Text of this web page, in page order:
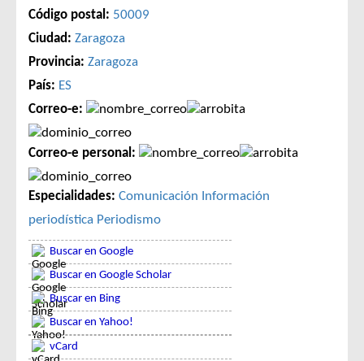
Código postal: 50009
Ciudad: Zaragoza
Provincia: Zaragoza
País: ES
Correo-e:
Correo-e personal:
Especialidades: Comunicación Información
periodística Periodismo
Buscar en Google
Buscar en Google Scholar
Buscar en Bing
Buscar en Yahoo!
vCard